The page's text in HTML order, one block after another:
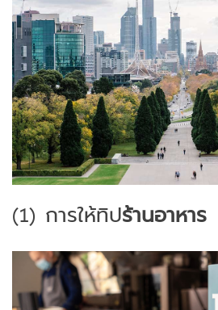
(1) การให้ทิปร้านอาหาร